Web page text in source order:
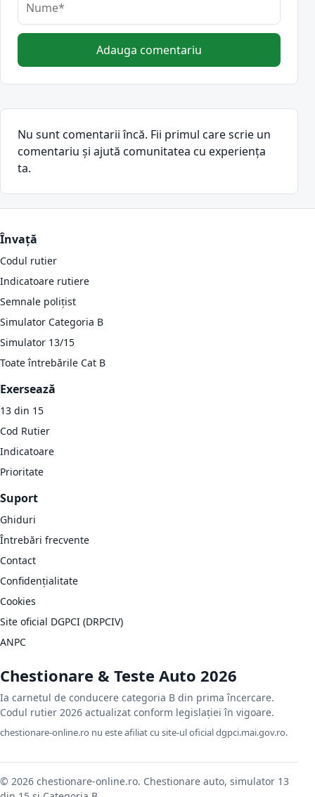
Adauga comentariu
Nu sunt comentarii încă. Fii primul care scrie un
comentariu și ajută comunitatea cu experiența
ta.
Învață
Codul rutier
Indicatoare rutiere
Semnale polițist
Simulator Categoria B
Simulator 13/15
Toate întrebările Cat B
Exersează
13 din 15
Cod Rutier
Indicatoare
Prioritate
Suport
Ghiduri
Întrebări frecvente
Contact
Confidențialitate
Cookies
Site oficial DGPCI (DRPCIV)
ANPC
Chestionare & Teste Auto 2026
Ia carnetul de conducere categoria B din prima încercare.
Codul rutier 2026 actualizat conform legislației în vigoare.
chestionare-online.ro nu este afiliat cu site-ul oficial dgpci.mai.gov.ro.
© 2026 chestionare-online.ro. Chestionare auto, simulator 13